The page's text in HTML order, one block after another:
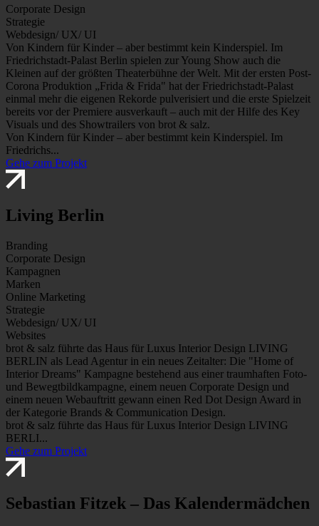
Corporate Design
Strategie
Webdesign/ UX/ UI
Von Kindern für Kinder – aber bestimmt kein Kinderspiel. Im
Friedrichstadt-Palast Berlin spielen zur Young Show auch die
Kleinen auf der größten Theaterbühne der Welt. Mit der ersten Post-
Corona Produktion „Frida & Frida" hat der Friedrichstadt-Palast
einmal mehr die eigenen Rekorde pulverisiert und die erste Spielzeit
bereits vor der Premiere ausverkauft – auch mit der Hilfe des Key
Visuals und des Showtrailers von brot & salz.
Von Kindern für Kinder – aber bestimmt kein Kinderspiel. Im
Friedrichs...
Gehe zum Projekt
Living Berlin
Branding
Corporate Design
Kampagnen
Marken
Online Marketing
Strategie
Webdesign/ UX/ UI
Websites
brot & salz führte das Haus für Luxus Interior Design LIVING
BERLIN als Lead Agentur in ein neues Zeitalter: Die "Home of
Interior Dreams" Kampagne bestehend aus einer traumhaften Foto-
und Bewegtbildkampagne, einem neuen Corporate Design und
einem neuen Webauftritt gewann einen Red Dot Design Award in
der Kategorie Brands & Communication Design.
brot & salz führte das Haus für Luxus Interior Design LIVING
BERLI...
Gehe zum Projekt
Sebastian Fitzek – Das Kalendermädchen